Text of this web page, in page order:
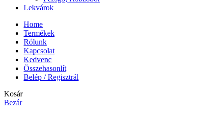
Lekvárok
Home
Termékek
Rólunk
Kapcsolat
Kedvenc
Összehasonlít
Belép / Regisztrál
Kosár
Bezár